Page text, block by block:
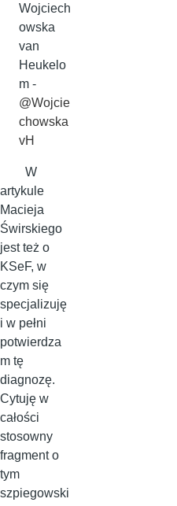
Wojciech
owska
van
Heukelo
m -
@Wojcie
chowska
vH
W
artykule
Macieja
Świrskiego
jest też o
KSeF, w
czym się
specjalizuję
i w pełni
potwierdza
m tę
diagnozę.
Cytuję w
całości
stosowny
fragment o
tym
szpiegowski